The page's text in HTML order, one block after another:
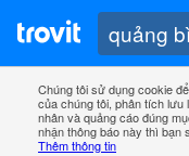
Chúng tôi sử dụng cookie
của chúng tôi, phân tích lưu
nhân và quảng cáo đúng
nhận thông báo này thì bạn
Thêm thông tin